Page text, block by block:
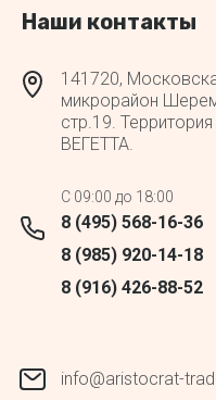
Наши контакты
141720,
микрорайон
стр.19.
ВЕГЕТТА.
C 09:00 до 18:00
8 (495) 568-16-36
8 (985) 920-14-18
8 (916) 426-88-52
info@aristocrat-